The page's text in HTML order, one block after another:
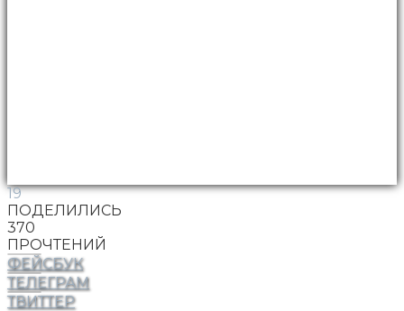
19
ПОДЕЛИЛИСЬ
370
ПРОЧТЕНИЙ
ФЕЙСБУК
ТЕЛЕГРАМ
ТВИТТЕР